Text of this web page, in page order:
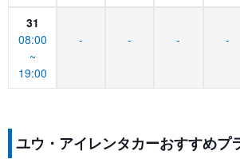
31
08:00
~
19:00
- - - -
ユウ・アイレンタカーおすすめプ